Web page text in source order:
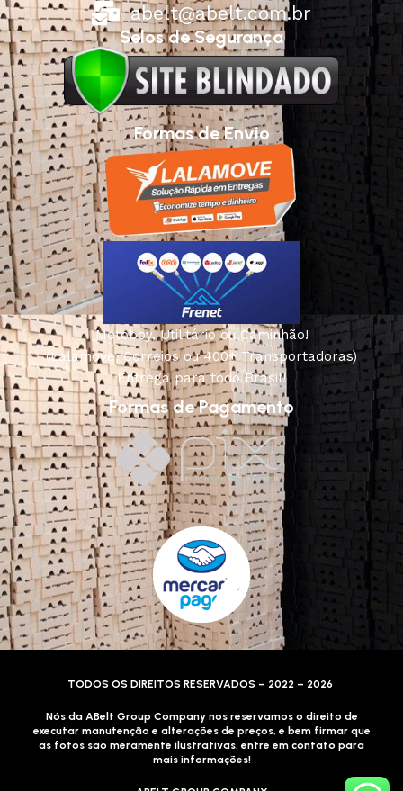
abelt@abelt.com.br
Selos de Segurança
Formas de Envio
Motoboy, Utilitário ou Caminhão!
(Lalamove, Correios ou 400+ Transportadoras)
Entrega para todo Brasil!
Formas de Pagamento
TODOS OS DIREITOS RESERVADOS – 2022 – 2026
Nós da ABelt Group Company nos reservamos o direito de
executar manutenção e alterações de preços, e bem firmar que
as fotos sao meramente ilustrativas, entre em contato para
mais informações!